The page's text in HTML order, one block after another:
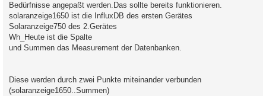
Bedürfnisse angepaßt werden.Das sollte bereits funktionieren.
solaranzeige1650 ist die InfluxDB des ersten Gerätes
Solaranzeige750 des 2.Gerätes
Wh_Heute ist die Spalte
und Summen das Measurement der Datenbanken.
Diese werden durch zwei Punkte miteinander verbunden
(solaranzeige1650..Summen)